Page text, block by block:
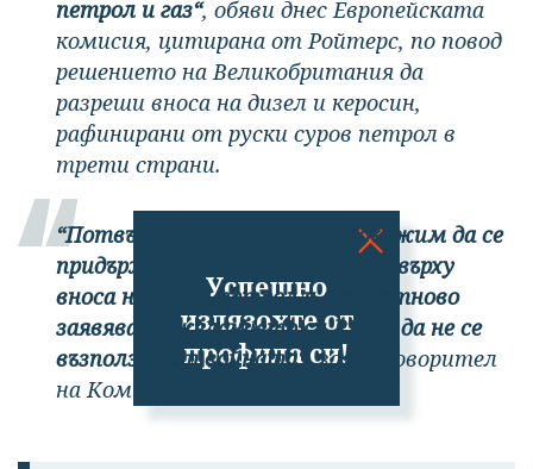
Успешно
излязохте от
профила си!
петрол и газ“, обяви днес Европейската
комисия, цитирана от Ройтерс, по повод
решението на Великобритания да
разреши вноса на дизел и керосин,
рафинирани от руски суров петрол в
трети страни.
“Потвърждаваме, че ще продължим да се
придържаме към санкциите ни върху
вноса на руски петрол и газ и отново
заявяваме желанието си Русия да не се
възползва от войната“ , заяви говорител
на Комисията.